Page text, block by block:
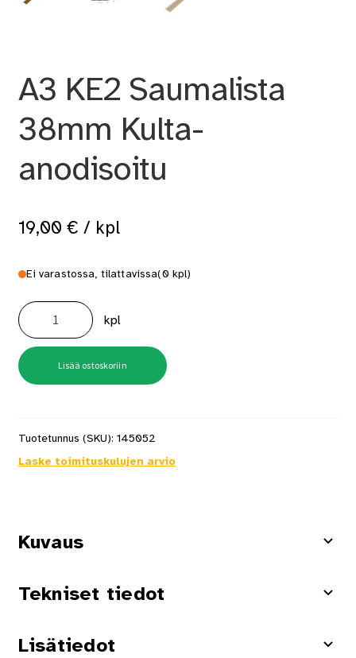
A3 KE2 Saumalista
38mm Kulta-
anodisoitu
19,00 € / kpl
Ei varastossa, tilattavissa(0 kpl)
A3
KE2
Saumalista
38mm
Kulta-
anodisoitu
määrä
kpl
Lisää ostoskoriin
Tuotetunnus (SKU): 145052
Laske toimituskulujen arvio
Kuvaus
Tekniset tiedot
Lisätiedot